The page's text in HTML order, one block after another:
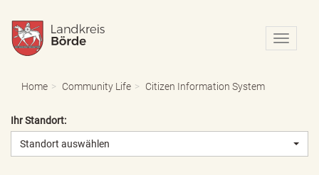
N
a
o
Home Community Life Citizen Information System
Ihr Standort:
Standort auswählen